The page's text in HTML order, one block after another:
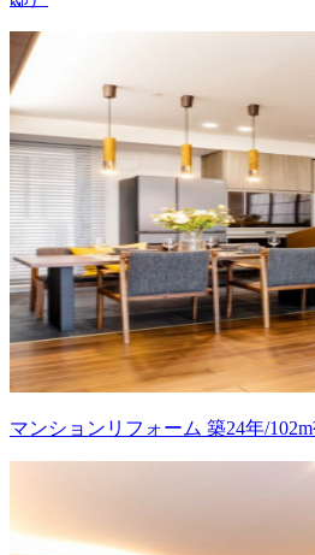
マンションリフォーム 築24年/